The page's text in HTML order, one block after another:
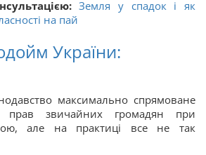
Земля у спадок і як
на пай
України:
максимально спрямоване
прав звичайних громадян при
але на практиці все не так